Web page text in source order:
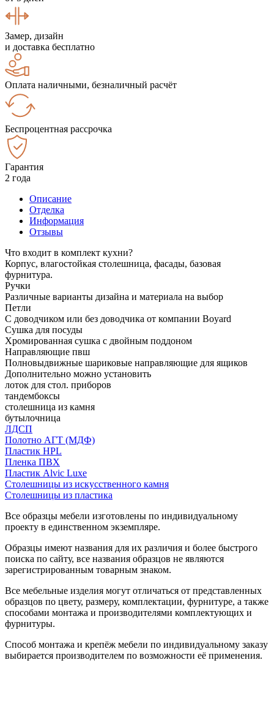
Замер, дизайн
и доставка бесплатно
Оплата наличными, безналичный расчёт
Беспроцентная рассрочка
Гарантия
2 года
Описание
Отделка
Информация
Отзывы
Что входит в комплект кухни?
Корпус, влагостойкая столешница, фасады, базовая
фурнитура.
Ручки
Различные варианты дизайна и материала на выбор
Петли
С доводчиком или без доводчика от компании Boyard
Сушка для посуды
Хромированная сушка с двойным поддоном
Направляющие пвш
Полновыдвижные шариковые направляющие для ящиков
Дополнительно можно установить
лоток для стол. приборов
тандембоксы
столешница из камня
бутылочница
ЛДСП
Полотно АГТ (МДФ)
Пластик HPL
Пленка ПВХ
Пластик Alvic Luxe
Столешницы из искусственного камня
Столешницы из пластика
Все образцы мебели изготовлены по индивидуальному
проекту в единственном экземпляре.
Образцы имеют названия для их различия и более быстрого
поиска по сайту, все названия образцов не являются
зарегистрированным товарным знаком.
Все мебельные изделия могут отличаться от представленных
образцов по цвету, размеру, комплектации, фурнитуре, а также
способами монтажа и производителями комплектующих и
фурнитуры.
Способ монтажа и крепёж мебели по индивидуальному заказу
выбирается производителем по возможности её применения.